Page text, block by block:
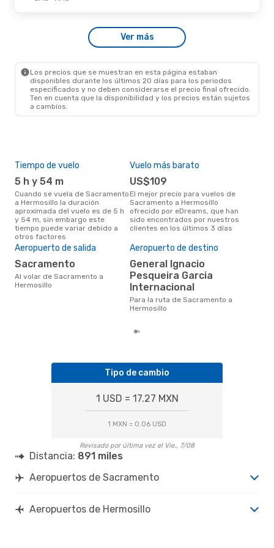
- Sáb., 10 De Oct.
Ver más
Los precios que se muestran en esta página estaban
disponibles durante los últimos 20 días para los periodos
especificados y no deben considerarse el precio final ofrecido.
Ten en cuenta que la disponibilidad y los precios están sujetos
a cambios.
Tiempo de vuelo
5 h y 54 m
Cuando se vuela de Sacramento
a Hermosillo la duración
aproximada del vuelo es de 5 h
y 54 m, sin embargo este
tiempo puede variar debido a
otros factores
Vuelo más barato
US$109
El mejor precio para vuelos de
Sacramento a Hermosillo
ofrecido por eDreams, que han
sido encontrados por nuestros
clientes en los últimos 3 días
Aeropuerto de salida
Sacramento
Al volar de Sacramento a
Hermosillo
Aeropuerto de destino
General Ignacio
Pesqueira Garcia
Internacional
Para la ruta de Sacramento a
Hermosillo
Tipo de cambio
1 USD = 17.27 MXN
1 MXN = 0.06 USD
Revisado por última vez el Vie., 7/08
Distancia: 891 miles
Aeropuertos de Sacramento
Aeropuertos de Hermosillo